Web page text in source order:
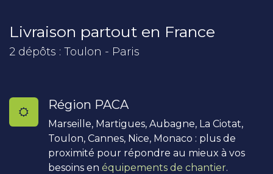
Livraison partout en France
2 dépôts : Toulon - Paris
Région PACA
Marseille, Martigues, Aubagne, La Ciotat,
Toulon, Cannes, Nice, Monaco : plus de
proximité pour répondre au mieux à vos
besoins en équipements de chantier.